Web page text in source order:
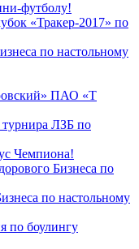
футболу!
«Тракер-2017» по
по настольному
ПАО «Т
ЛЗБ по
Чемпиона!
Бизнеса по
по настольному
по боулингу